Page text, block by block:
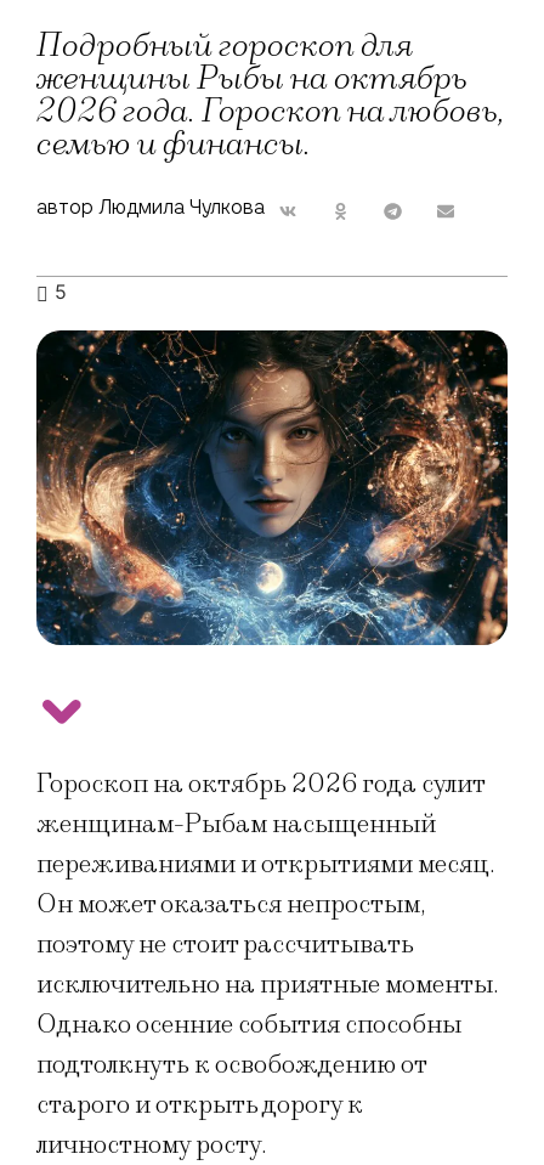
Подробный гороскоп для
женщины Рыбы на октябрь
2026 года. Гороскоп на любовь,
семью и финансы.
автор Людмила Чулкова
5
Гороскоп на октябрь 2026 года сулит
женщинам-Рыбам насыщенный
переживаниями и открытиями месяц.
Он может оказаться непростым,
поэтому не стоит рассчитывать
исключительно на приятные моменты.
Однако осенние события способны
подтолкнуть к освобождению от
старого и открыть дорогу к
личностному росту.